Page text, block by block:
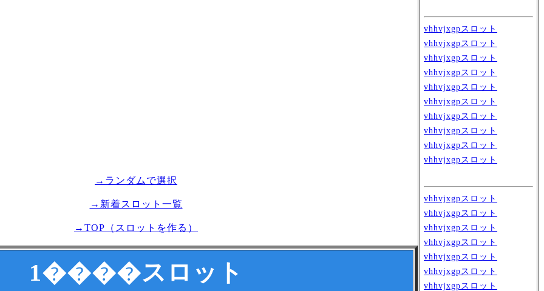
→ランダムで選択
→新着スロット一覧
→TOP（スロットを作る）
1����スロット
vhhvjxgpスロット
vhhvjxgpスロット
vhhvjxgpスロット
vhhvjxgpスロット
vhhvjxgpスロット
vhhvjxgpスロット
vhhvjxgpスロット
vhhvjxgpスロット
vhhvjxgpスロット
vhhvjxgpスロット
vhhvjxgpスロット
vhhvjxgpスロット
vhhvjxgpスロット
vhhvjxgpスロット
vhhvjxgpスロット
vhhvjxgpスロット
vhhvjxgpスロット